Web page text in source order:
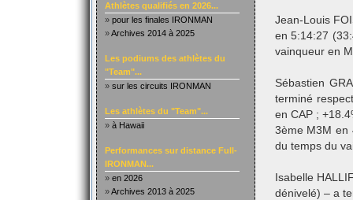
Athlètes qualifiés en 2026...
» pour les finales IRONMAN
»Archives 2014 à 2025
Les podiums des athlètes du
"Team"...
» sur les circuits IRONMAN
Les athlètes du "Team"...
» à Hawaii
Performances sur distance Full-
IRONMAN...
» en 2026
»Archives 2013 à 2025
Jean-Louis
en 5:14:27
vainqueur en
Sébastien
terminé
en CAP ;
3ème M3M en
du temps du
Isabelle
dénivelé) – a